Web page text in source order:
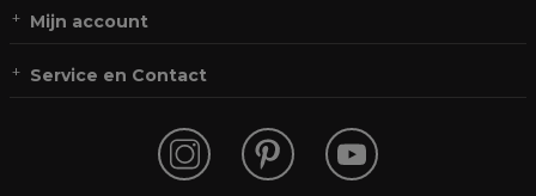
Mijn account
Service en Contact